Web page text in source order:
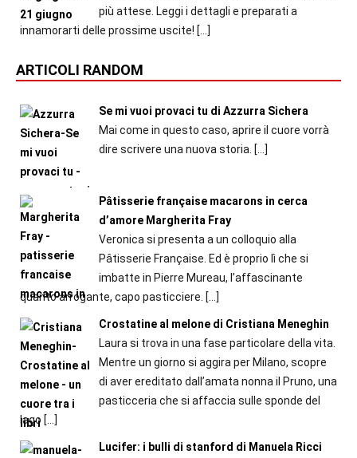
più attese. Leggi i dettagli e preparati a
innamorarti delle prossime uscite! […]
ARTICOLI RANDOM
Se mi vuoi provaci tu di Azzurra Sichera
Mai come in questo caso, aprire il cuore vorrà
dire scrivere una nuova storia. […]
Pâtisserie française macarons in cerca
d’amore Margherita Fray
Veronica si presenta a un colloquio alla
Pâtisserie Française. Ed è proprio lì che si
imbatte in Pierre Mureau, l’affascinante
quanto arrogante, capo pasticciere. […]
Crostatine al melone di Cristiana Meneghin
Laura si trova in una fase particolare della vita.
Mentre un giorno si aggira per Milano, scopre
di aver ereditato dall’amata nonna il Pruno, una
pasticceria che si affaccia sulle sponde del
lago […]
Lucifer: i bulli di stanford di Manuela Ricci